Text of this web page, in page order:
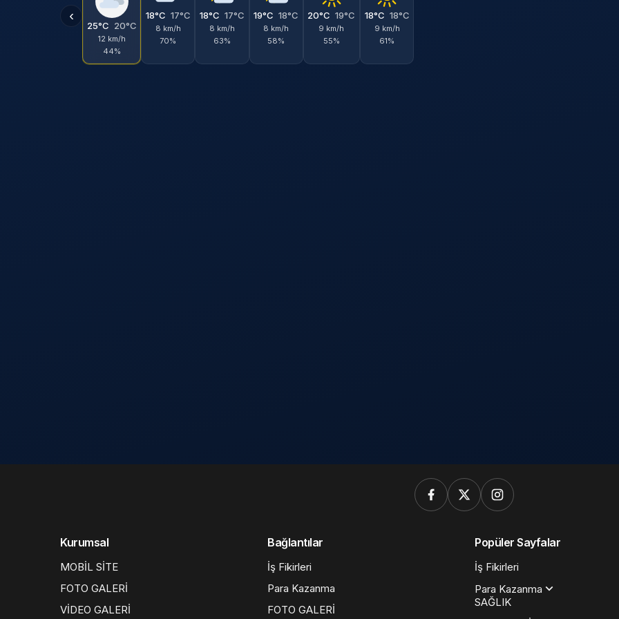
‹
25°C 20°C
12 km/h
44%
18°C 17°C
8 km/h
70%
18°C 17°C
8 km/h
63%
19°C 18°C
8 km/h
58%
20°C 19°C
9 km/h
55%
18°C 18°C
9 km/h
61%
Kurumsal
MOBİL SİTE
FOTO GALERİ
VİDEO GALERİ
Bağlantılar
İş Fikirleri
Para Kazanma
FOTO GALERİ
Popüler Sayfalar
İş Fikirleri
Para Kazanma
SAĞLIK